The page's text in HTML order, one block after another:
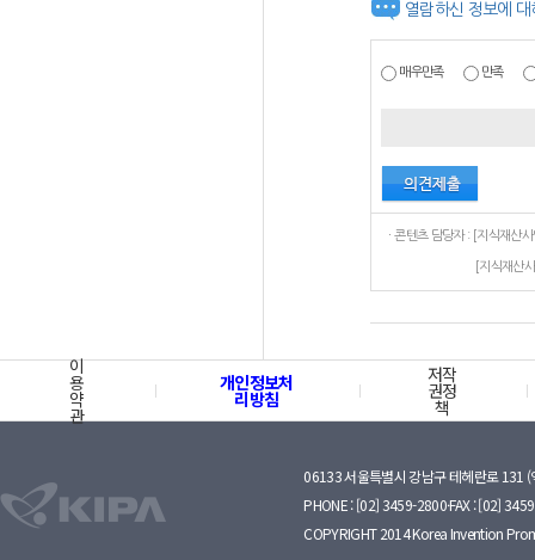
열람하신 정보에
매우만족 만족
[지식재산
이
용
약
관
개인정보처
리방침
저작
권정
책
06133 서울특별시 강남구 테헤란로 131 (
PHONE : [02] 3459-2800·FAX : [02]
COPYRIGHT 2014 Korea Invention